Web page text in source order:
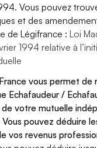
Vous pouvez
et des
de Légifrance :Loi
1994 relative à
vous permet de
Echafaudeur /
votre mutuelle
pouvez déduire
vos revenus